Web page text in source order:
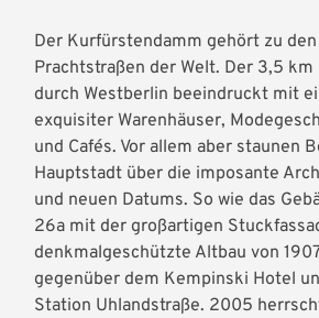
Der Kurfürstendamm gehört zu
Prachtstraßen der Welt. Der 3,5 km
durch Westberlin beeindruckt mit
exquisiter Warenhäuser,
und Cafés. Vor allem aber staunen
Hauptstadt über die imposante
und neuen Datums. So wie das
26a mit der großartigen
denkmalgeschützte Altbau von
gegenüber dem Kempinski Hotel
Station Uhlandstraße. 2005